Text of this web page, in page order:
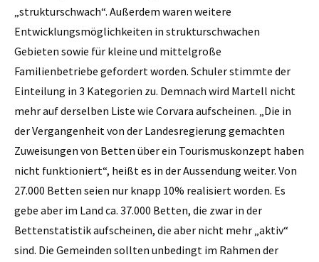
„strukturschwach“. Außerdem waren weitere
Entwicklungsmöglichkeiten in strukturschwachen
Gebieten sowie für kleine und mittelgroße
Familienbetriebe gefordert worden. Schuler stimmte der
Einteilung in 3 Kategorien zu. Demnach wird Martell nicht
mehr auf derselben Liste wie Corvara aufscheinen. „Die in
der Vergangenheit von der Landesregierung gemachten
Zuweisungen von Betten über ein Tourismuskonzept haben
nicht funktioniert“, heißt es in der Aussendung weiter. Von
27.000 Betten seien nur knapp 10% realisiert worden. Es
gebe aber im Land ca. 37.000 Betten, die zwar in der
Bettenstatistik aufscheinen, die aber nicht mehr „aktiv“
sind. Die Gemeinden sollten unbedingt im Rahmen der